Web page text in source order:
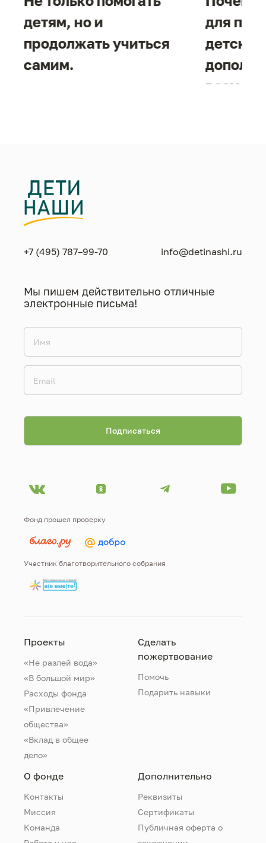
детям, но и
продолжать учиться
самим.
для
+7 (495) 787–99-70 info@detinashi.ru
Мы пишем действительно отличные
электронные письма!
Фонд прошел проверку
Участник благотворительного собрания
Проекты
«Не разлей вода»
«В большой мир»
Расходы фонда
«Привлечение
общества»
«Вклад в общее
дело»
Сделать
пожертвование
Помочь
Подарить навыки
О фонде
Контакты
Миссия
Команда
Дополнительно
Реквизиты
Сертификаты
Публичная оферта о